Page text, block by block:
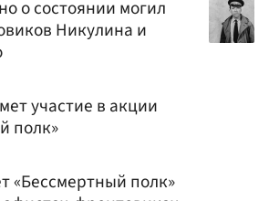
о состоянии могил
Никулина и
участие в акции
полк»
«Бессмертный полк»